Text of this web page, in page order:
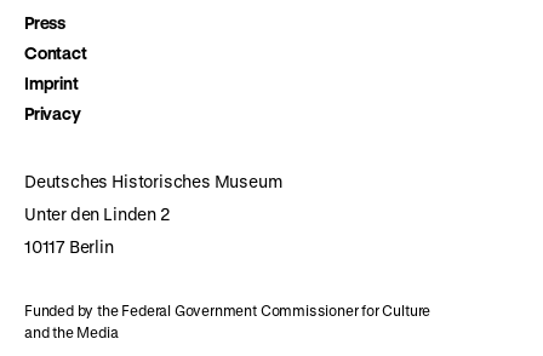
Press
Contact
Imprint
Privacy
Deutsches Historisches Museum
Unter den Linden 2
10117 Berlin
Funded by the Federal Government Commissioner for Culture
and the Media